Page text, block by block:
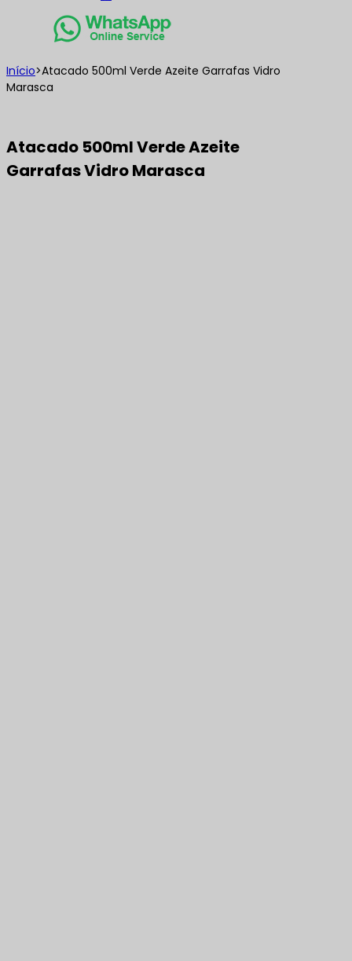
Início>Atacado 500ml Verde Azeite Garrafas Vidro
Marasca
Atacado 500ml Verde Azeite
Garrafas Vidro Marasca